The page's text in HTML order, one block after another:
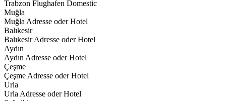
Trabzon Flughafen Domestic
Muğla
Muğla Adresse oder Hotel
Balıkesir
Balıkesir Adresse oder Hotel
Aydın
Aydın Adresse oder Hotel
Çeşme
Çeşme Adresse oder Hotel
Urla
Urla Adresse oder Hotel